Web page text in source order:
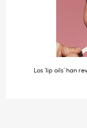
Los ‘lip oils’ han